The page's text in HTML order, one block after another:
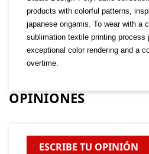
products with colorful patterns,
japanese origamis. To wear with a
sublimation textile printing process
exceptional color rendering and a
overtime.
OPINIONES
ESCRIBE TU OPINIÓN